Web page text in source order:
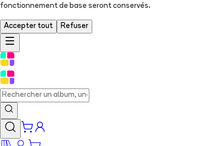
fonctionnement de base seront conservés.
Accepter tout Refuser